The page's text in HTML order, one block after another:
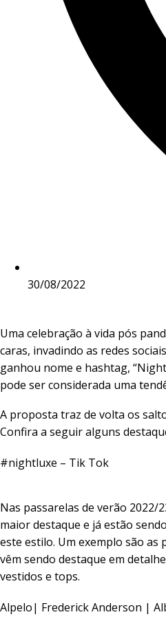
30/08/2022
Uma celebração à vida pós
caras, invadindo as redes
ganhou nome e hashtag,
pode ser considerada uma
A proposta traz de volta os
Confira a seguir alguns
#nightluxe – Tik Tok
Nas passarelas de verão
maior destaque e já estão
este estilo. Um exemplo são as
vêm sendo destaque em
vestidos e tops.
Alpelo| Frederick Anderson |